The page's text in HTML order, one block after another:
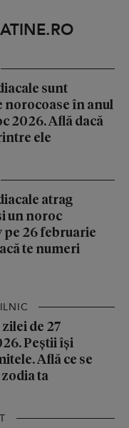
sunt
norocoase în anul
2026. Află dacă
ele
atrag
un noroc
26 februarie
te numeri
de 27
Peștii își
Află ce se
ta